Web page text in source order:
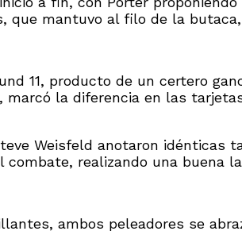
que mantuvo al filo de la
11, producto de un certero
la diferencia en las
Weisfeld anotaron idénticas
realizando una buena
ambos peleadores se